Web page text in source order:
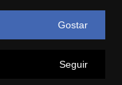
Gostar
Seguir